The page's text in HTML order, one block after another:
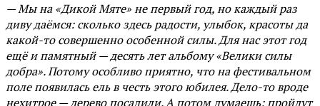
— Мы на «Дикой Мяте» не первый год, но каждый раз
диву даёмся: сколько здесь радости, улыбок, красоты да
какой-то совершенно особенной силы. Для нас этот год
ещё и памятный — десять лет альбому «Велики силы
добра». Потому особливо приятно, что на фестивальном
поле появилась ель в честь этого юбилея. Дело-то вроде
нехитрое — дерево посадили. А потом думаешь: пройдут